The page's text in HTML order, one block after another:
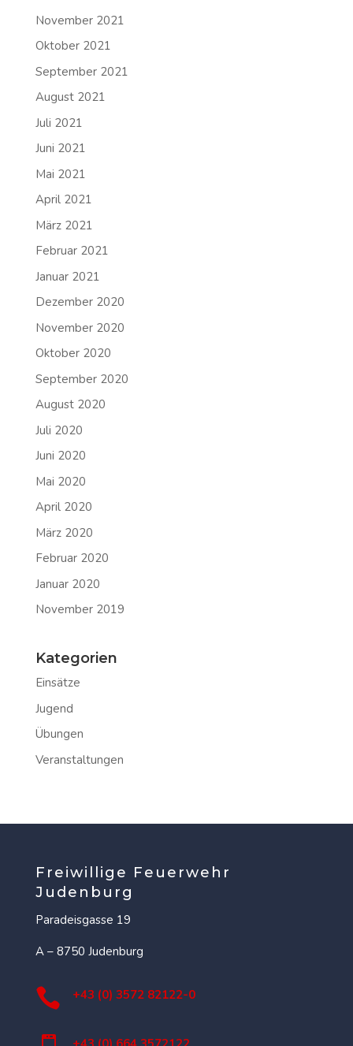
November 2021
Oktober 2021
September 2021
August 2021
Juli 2021
Juni 2021
Mai 2021
April 2021
März 2021
Februar 2021
Januar 2021
Dezember 2020
November 2020
Oktober 2020
September 2020
August 2020
Juli 2020
Juni 2020
Mai 2020
April 2020
März 2020
Februar 2020
Januar 2020
November 2019
Kategorien
Einsätze
Jugend
Übungen
Veranstaltungen
Freiwillige Feuerwehr
Judenburg
Paradeisgasse 19
A – 8750 Judenburg
 +43 (0) 3572 82122-0